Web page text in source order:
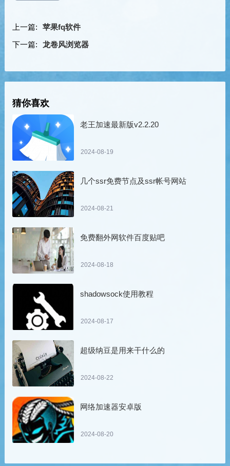
上一篇:
苹果fq软件
下一篇:
龙卷风浏览器
猜你喜欢
老王加速最新版v2.2.20
2024-08-19
几个ssr免费节点及ssr帐号网站
2024-08-21
免费翻外网软件百度贴吧
2024-08-18
shadowsock使用教程
2024-08-17
超级纳豆是用来干什么的
2024-08-22
网络加速器安卓版
2024-08-20